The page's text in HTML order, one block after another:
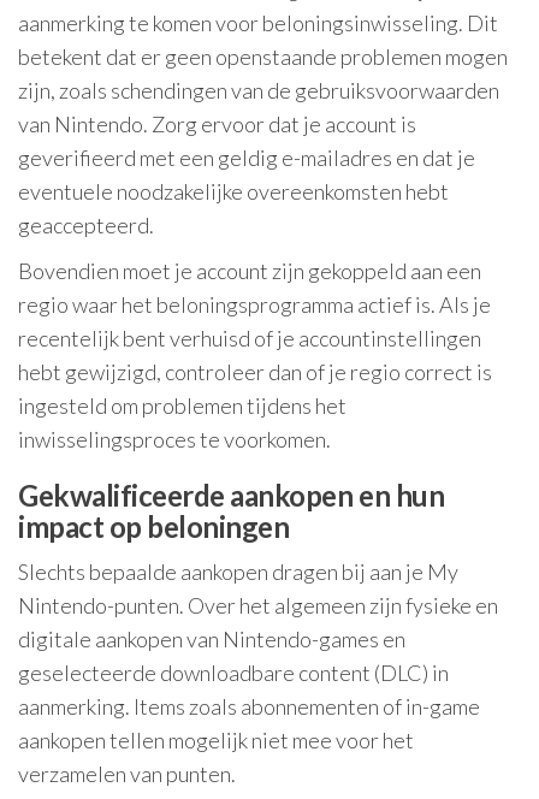
aanmerking te komen voor beloningsinwisseling. Dit
betekent dat er geen openstaande problemen mogen
zijn, zoals schendingen van de gebruiksvoorwaarden
van Nintendo. Zorg ervoor dat je account is
geverifieerd met een geldig e-mailadres en dat je
eventuele noodzakelijke overeenkomsten hebt
geaccepteerd.
Bovendien moet je account zijn gekoppeld aan een
regio waar het beloningsprogramma actief is. Als je
recentelijk bent verhuisd of je accountinstellingen
hebt gewijzigd, controleer dan of je regio correct is
ingesteld om problemen tijdens het
inwisselingsproces te voorkomen.
Gekwalificeerde aankopen en hun
impact op beloningen
Slechts bepaalde aankopen dragen bij aan je My
Nintendo-punten. Over het algemeen zijn fysieke en
digitale aankopen van Nintendo-games en
geselecteerde downloadbare content (DLC) in
aanmerking. Items zoals abonnementen of in-game
aankopen tellen mogelijk niet mee voor het
verzamelen van punten.